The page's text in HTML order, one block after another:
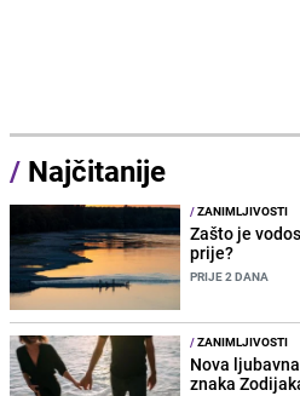
/ Najčitanije
/ZANIMLJIVOSTI
Zašto je
prije?
PRIJE 2 DANA
/ZANIMLJIVOSTI
Nova
znaka